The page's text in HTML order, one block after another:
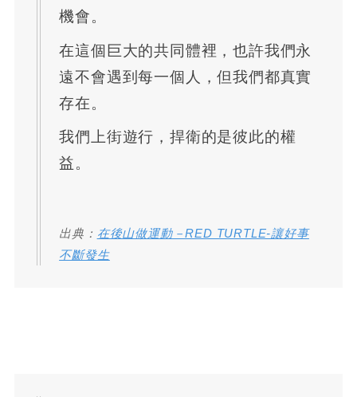
機會。
在這個巨大的共同體裡，也許我們永
遠不會遇到每一個人，但我們都真實
存在。
我們上街遊行，捍衛的是彼此的權
益。
出典： 在後山做運動－RED TURTLE-讓好事
不斷發生